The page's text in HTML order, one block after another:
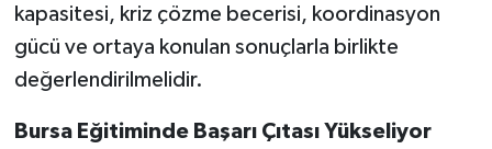
kapasitesi, kriz çözme becerisi, koordinasyon
gücü ve ortaya konulan sonuçlarla birlikte
değerlendirilmelidir.
Bursa Eğitiminde Başarı Çıtası Yükseliyor